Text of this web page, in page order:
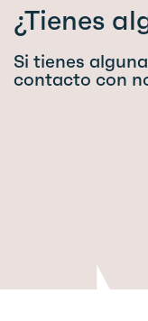
¿Tienes
Si tienes
contacto con